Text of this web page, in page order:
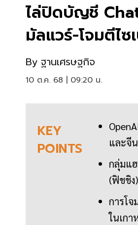
ไล่ปิดบัญชี
มัลแวร์-โจมตีไซ
By ฐานเศรษฐกิจ
10 ต.ค. 68 | 09:20 น.
KEY
POINTS
และจีน
กลุ่มแ
(ฟิชชิง
การโ
ในเก